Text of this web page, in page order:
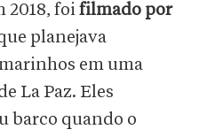
2018, foifilmado por
planejava
em uma
La Paz. Eles
barco quando o